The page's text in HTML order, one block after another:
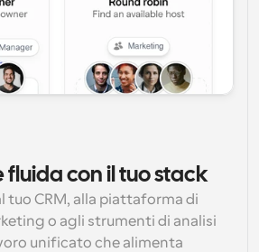
fluida con il tuo stack
tuo CRM, alla piattaforma di
o agli strumenti di analisi
unificato che alimenta